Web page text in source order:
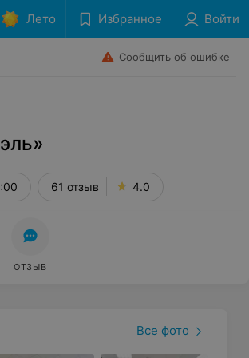
Лето Избранное Войти
Сообщить об ошибке
61 отзыв 4.0
ОТЗЫВ
Все фото